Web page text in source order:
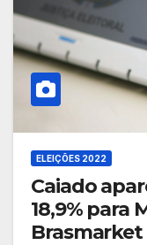
ELEIÇÕES 2022
Caiado
18,9% para
Brasmarket